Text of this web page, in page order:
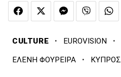
CULTURE · EUROVISION ·
ΕΛΕΝΗ ΦΟΥΡΕΙΡΑ · ΚΥΠΡΟΣ